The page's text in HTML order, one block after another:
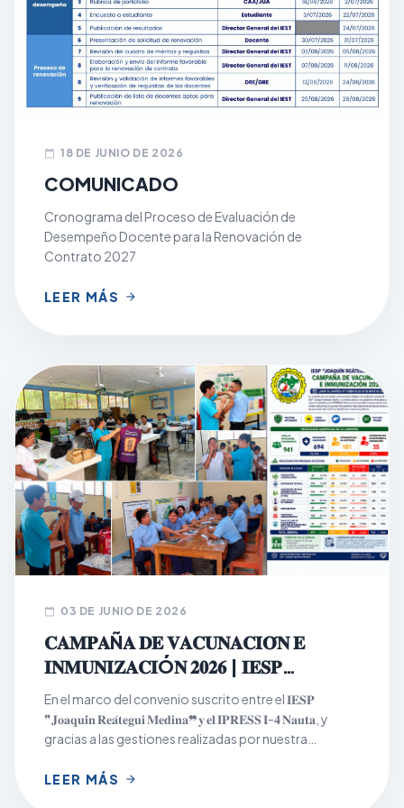
calendar_today 18 DE JUNIO DE 2026
COMUNICADO
Cronograma del Proceso de Evaluación de
Desempeño Docente para la Renovación de
Contrato 2027
LEER MÁS arrow_forward
calendar_today 03 DE JUNIO DE 2026
𝐂𝐀𝐌𝐏𝐀Ñ𝐀 𝐃𝐄 𝐕𝐀𝐂𝐔𝐍𝐀𝐂𝐈𝐎́𝐍 𝐄
𝐈𝐍𝐌𝐔𝐍𝐈𝐙𝐀𝐂𝐈Ó𝐍 𝟐𝟎𝟐𝟔 | 𝐈𝐄𝐒𝐏
𝐉𝐎𝐀𝐐𝐔𝐈́𝐍 𝐑𝐄𝐀́𝐓𝐄𝐆𝐔𝐈 𝐌𝐄𝐃𝐈𝐍𝐀
En el marco del convenio suscrito entre el 𝐈𝐄𝐒𝐏
❞𝐉𝐨𝐚𝐪𝐮𝐢́𝐧 𝐑𝐞𝐚́𝐭𝐞𝐠𝐮𝐢 𝐌𝐞𝐝𝐢𝐧𝐚❞ 𝐲 𝐞𝐥 𝐈𝐏𝐑𝐄𝐒𝐒 𝐈-𝟒 𝐍𝐚𝐮𝐭𝐚, y
gracias a las gestiones realizadas por nuestra
Vacunación e Inmunización 2026, dirigida a la
LEER MÁS arrow_forward